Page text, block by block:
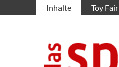
Inhalte Toy Fair